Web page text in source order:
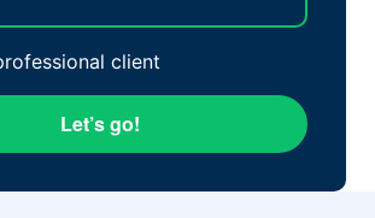
client
Let’s go!